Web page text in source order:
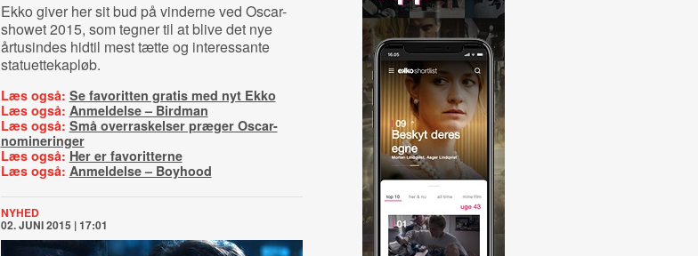
Ekko giver her sit bud på vinderne ved Oscar-
showet 2015, som tegner til at blive det nye
årtusindes hidtil mest tætte og interessante
statuettekapløb.
Læs også: Se favoritten gratis med nyt Ekko
Læs også: Anmeldelse – Birdman
Læs også: Små overraskelser præger Oscar-
nomineringer
Læs også: Her er favoritterne
Læs også: Anmeldelse – Boyhood
NYHED
02. JUNI 2015 | 17:01